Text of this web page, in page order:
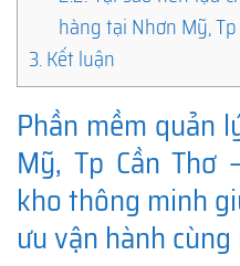
hàng tại Nhơn Mỹ, Tp
3.Kết luận
Phần mềm quản
Mỹ, Tp Cần Thơ
kho thông minh
ưu vận hành